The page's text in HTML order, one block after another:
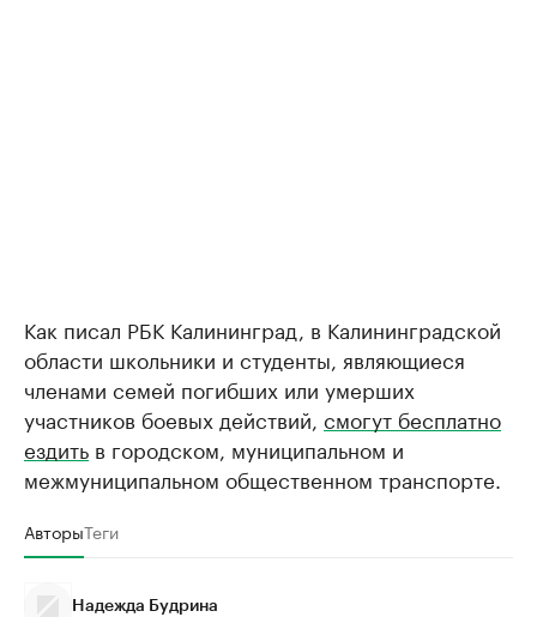
Как писал РБК Калининград, в Калининградской
области школьники и студенты, являющиеся
членами семей погибших или умерших
участников боевых действий, смогут бесплатно
ездить в городском, муниципальном и
межмуниципальном общественном транспорте.
АвторыТеги
Надежда Будрина